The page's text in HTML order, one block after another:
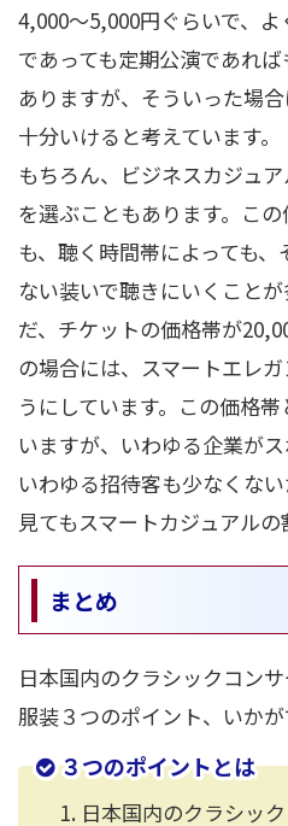
4,000〜5,000円ぐらいで、
であっても定期公演であれ
ありますが、そういった場
十分いけると考えています。
もちろん、ビジネスカジュ
を選ぶこともあります。こ
も、聴く時間帯によっても
ない装いで聴きにいくこと
だ、チケットの価格帯が
の場合には、スマートエレ
うにしています。この価格
いますが、いわゆる企業が
いわゆる招待客も少なくな
見てもスマートカジュアルの
まとめ
日本国内のクラシックコン
服装３つのポイント、いか
３つのポイントとは
日本国内のクラシッ